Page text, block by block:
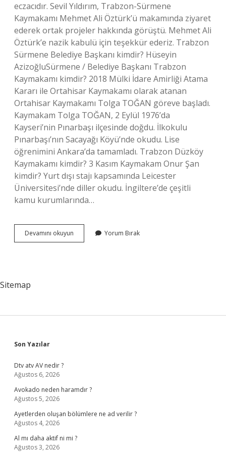
eczacıdır. Sevil Yıldırım, Trabzon-Sürmene
Kaymakamı Mehmet Ali Öztürk’ü makamında ziyaret
ederek ortak projeler hakkında görüştü. Mehmet Ali
Öztürk’e nazik kabulü için teşekkür ederiz. Trabzon
Sürmene Belediye Başkanı kimdir? Hüseyin
AzizoğluSürmene / Belediye Başkanı Trabzon
Kaymakamı kimdir? 2018 Mülki İdare Amirliği Atama
Kararı ile Ortahisar Kaymakamı olarak atanan
Ortahisar Kaymakamı Tolga TOĞAN göreve başladı.
Kaymakam Tolga TOĞAN, 2 Eylül 1976’da
Kayseri’nin Pınarbaşı ilçesinde doğdu. İlkokulu
Pınarbaşı’nın Sacayağı Köyü’nde okudu. Lise
öğrenimini Ankara’da tamamladı. Trabzon Düzköy
Kaymakamı kimdir? 3 Kasım Kaymakam Onur Şan
kimdir? Yurt dışı stajı kapsamında Leicester
Üniversitesi’nde diller okudu. İngiltere’de çeşitli
kamu kurumlarında…
Devamını okuyun Trabzon
Sürmene
Yorum Bırak
Sitemap
Sidebar
Son Yazılar
Dtv atv AV nedir ?
Ağustos 6, 2026
Avokado neden haramdır ?
Ağustos 5, 2026
Ayetlerden oluşan bölümlere ne ad verilir ?
Ağustos 4, 2026
Al mı daha aktif ni mi ?
Ağustos 3, 2026